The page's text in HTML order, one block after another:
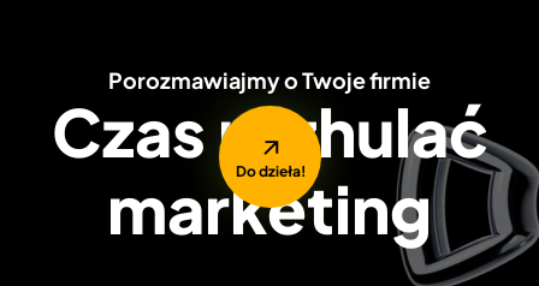
Porozmawiajmy o Twoje firmie
Czas rozhulać
marketing
Do dzieła!